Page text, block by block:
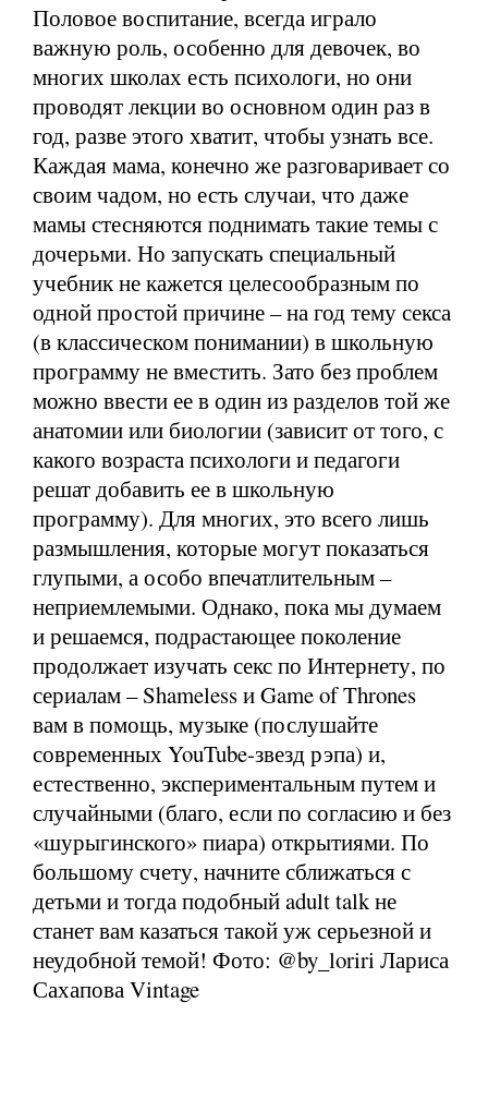
Половое воспитание, всегда играло
важную роль, особенно для девочек, во
многих школах есть психологи, но они
проводят лекции во основном один раз в
год, разве этого хватит, чтобы узнать все.
Каждая мама, конечно же разговаривает со
своим чадом, но есть случаи, что даже
мамы стесняются поднимать такие темы с
дочерьми. Но запускать специальный
учебник не кажется целесообразным по
одной простой причине – на год тему секса
(в классическом понимании) в школьную
программу не вместить. Зато без проблем
можно ввести ее в один из разделов той же
анатомии или биологии (зависит от того, с
какого возраста психологи и педагоги
решат добавить ее в школьную
программу). Для многих, это всего лишь
размышления, которые могут показаться
глупыми, а особо впечатлительным –
неприемлемыми. Однако, пока мы думаем
и решаемся, подрастающее поколение
продолжает изучать секс по Интернету, по
сериалам – Shameless и Game of Thrones
вам в помощь, музыке (послушайте
современных YouTube-звезд рэпа) и,
естественно, экспериментальным путем и
случайными (благо, если по согласию и без
«шурыгинского» пиара) открытиями. По
большому счету, начните сближаться с
детьми и тогда подобный adult talk не
станет вам казаться такой уж серьезной и
неудобной темой! Фото: @by_loriri Лариса
Сахапова Vintage